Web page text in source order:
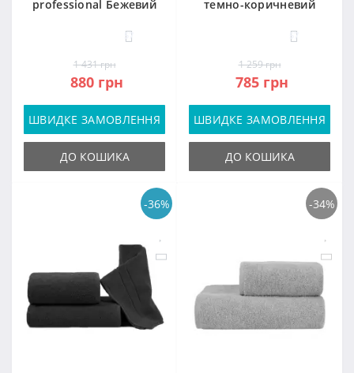
professional Бежевий
57
1 431 грн
880 грн
ШВИДКЕ ЗАМОВЛЕННЯ
ДО КОШИКА
темно-коричневий
57
1 259 грн
785 грн
ШВИДКЕ ЗАМОВЛЕННЯ
ДО КОШИКА
-36% -34%